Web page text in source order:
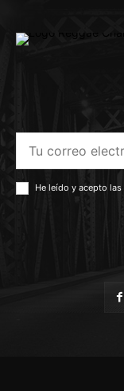
He leído y acepto las